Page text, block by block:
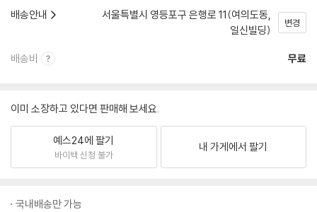
배송안내
서울특별시 영등포구 은행로 11(여의도동,
일신빌딩)
변경
배송비 무료
이미 소장하고 있다면 판매해 보세요.
예스24에 팔기
바이백 신청 불가
내 가게에서 팔기
국내배송만 가능